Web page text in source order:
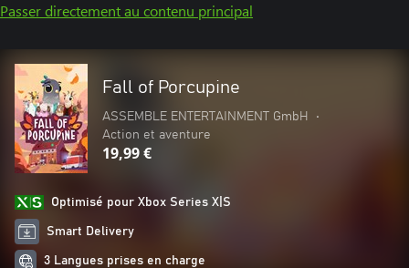
Passer directement au contenu principal
Fall of Porcupine
ASSEMBLE ENTERTAINMENT GmbH
•
Action et aventure
19,99 €
Optimisé pour Xbox Series X|S
Smart Delivery
3 Langues prises en charge